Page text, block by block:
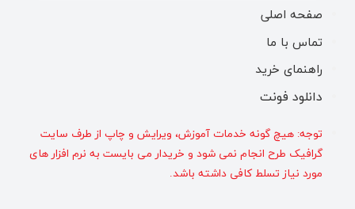
صفحه اصلی
تماس با ما
راهنمای خرید
دانلود فونت
توجه: هیچ گونه خدمات آموزش، ویرایش و چاپ از طرف سایت
گرافیک طرح انجام نمی شود و خریدار می بایست به نرم افزار های
مورد نیاز تسلط کافی داشته باشد.